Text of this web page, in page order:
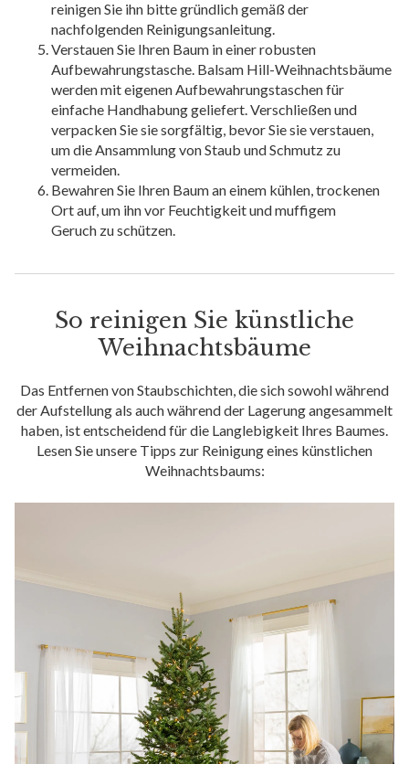
reinigen Sie ihn bitte gründlich gemäß der
nachfolgenden Reinigungsanleitung.
Verstauen Sie Ihren Baum in einer robusten
Aufbewahrungstasche. Balsam Hill-Weihnachtsbäume
werden mit eigenen Aufbewahrungstaschen für
einfache Handhabung geliefert. Verschließen und
verpacken Sie sie sorgfältig, bevor Sie sie verstauen,
um die Ansammlung von Staub und Schmutz zu
vermeiden.
Bewahren Sie Ihren Baum an einem kühlen, trockenen
Ort auf, um ihn vor Feuchtigkeit und muffigem
Geruch zu schützen.
So reinigen Sie künstliche
Weihnachtsbäume
Das Entfernen von Staubschichten, die sich sowohl während
der Aufstellung als auch während der Lagerung angesammelt
haben, ist entscheidend für die Langlebigkeit Ihres Baumes.
Lesen Sie unsere Tipps zur Reinigung eines künstlichen
Weihnachtsbaums: